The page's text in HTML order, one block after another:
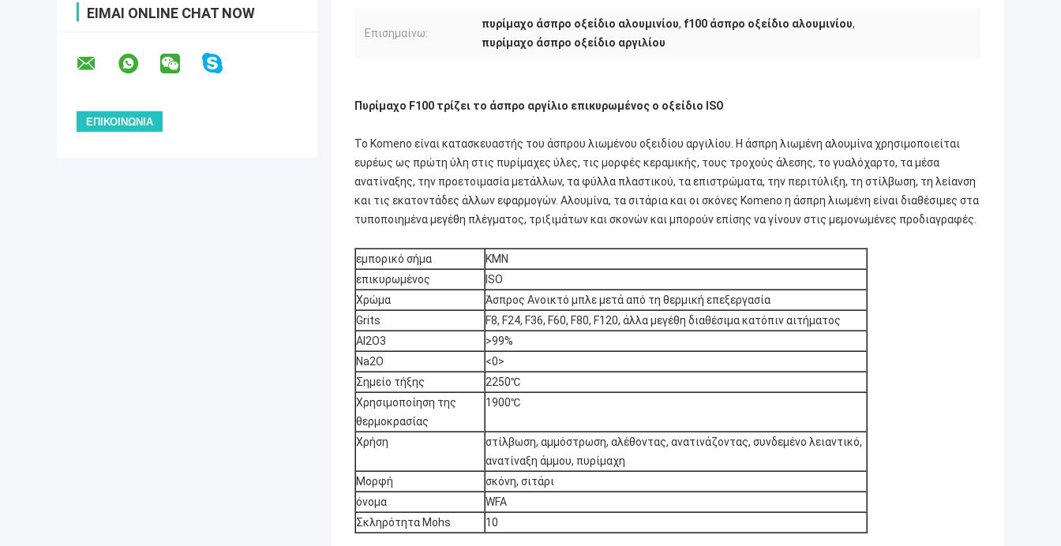
ΕΊΜΑΙ ONLINE CHAT NOW
Επισημαίνω:
πυρίμαχο άσπρο οξείδιο αλουμινίου, f100 άσπρο οξείδιο αλουμινίου,
πυρίμαχο άσπρο οξείδιο αργιλίου
Πυρίμαχο F100 τρίζει το άσπρο αργίλιο επικυρωμένος ο οξείδιο ISO
Το Komeno είναι κατασκευαστής του άσπρου λιωμένου οξειδίου αργιλίου. Η άσπρη λιωμένη αλουμίνα χρησιμοποιείται
ευρέως ως πρώτη ύλη στις πυρίμαχες ύλες, τις μορφές κεραμικής, τους τροχούς άλεσης, το γυαλόχαρτο, τα μέσα
ανατίναξης, την προετοιμασία μετάλλων, τα φύλλα πλαστικού, τα επιστρώματα, την περιτύλιξη, τη στίλβωση, τη λείανση
και τις εκατοντάδες άλλων εφαρμογών. Αλουμίνα, τα σιτάρια και οι σκόνες Komeno η άσπρη λιωμένη είναι διαθέσιμες στα
τυποποιημένα μεγέθη πλέγματος, τριξιμάτων και σκονών και μπορούν επίσης να γίνουν στις μεμονωμένες προδιαγραφές.
εμπορικό σήμα
KMN
επικυρωμένος
ISO
Χρώμα
Άσπρος Ανοικτό μπλε μετά από τη θερμική επεξεργασία
Grits
F8, F24, F36, F60, F80, F120, άλλα μεγέθη διαθέσιμα κατόπιν αιτήματος
Al2O3
>99%
Na2O
<0>
Σημείο τήξης
2250℃
Χρησιμοποίηση της
θερμοκρασίας
1900℃
Χρήση
στίλβωση, αμμόστρωση, αλέθοντας, ανατινάζοντας, συνδεμένο λειαντικό,
ανατίναξη άμμου, πυρίμαχη
Μορφή
σκόνη, σιτάρι
όνομα
WFA
Σκληρότητα Mohs
10